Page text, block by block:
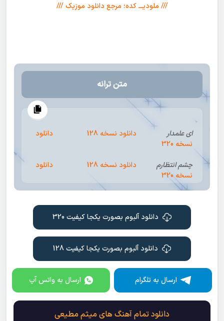
/// ملودیـــ کده؛ مرجع دانلود موزیک ///
متن ترانه
ای علمدار دانلود نسخه 128
دانلود
نسخه 320
چشم انتظارم
دانلود نسخه 128
دانلود
نسخه 320
نسخه 320
لبیک گوئی
دانلود نسخه 128
دانلود
نسخه 320
تکه تکه
دانلود نسخه 128
دانلود
نسخه 320
دانلود آلبوم بصورت یکجا کیفیت 320
دانلود آلبوم بصورت یکجا کیفیت 128
ارسال به تلگرام ارسال به واتس آپ
دانلود تمام آهنگ های میثم مطیعی